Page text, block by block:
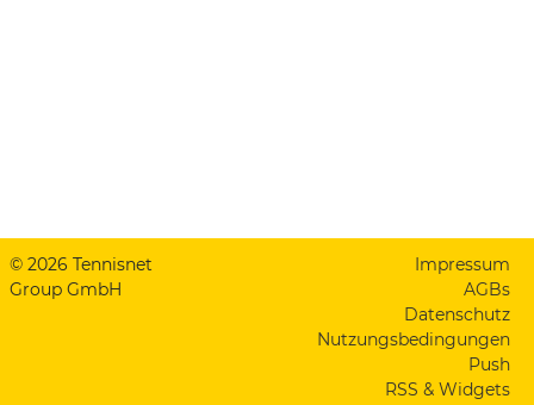
© 2026 Tennisnet
Group GmbH
Impressum
AGBs
Datenschutz
Nutzungsbedingungen
Push
RSS & Widgets